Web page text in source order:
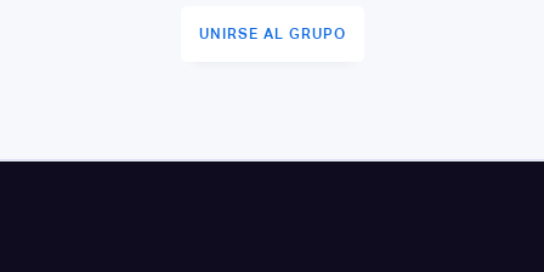
UNIRSE AL GRUPO